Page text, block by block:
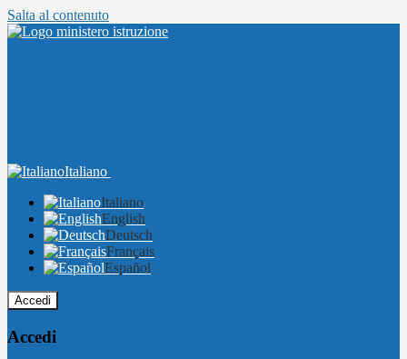
Salta al contenuto
Italiano
Italiano
English
Deutsch
Français
Español
Accedi
Accedi